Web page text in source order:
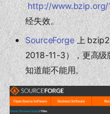
http://
经失效。
SourceForge上 bzip2
2018-11-3），更高
知道能不能用。